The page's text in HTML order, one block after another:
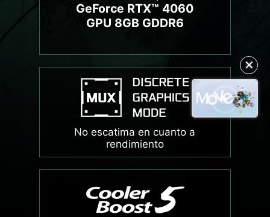
✕
GeForce RTX™ 4060
GPU 8GB GDDR6
No escatima en cuanto a
rendimiento